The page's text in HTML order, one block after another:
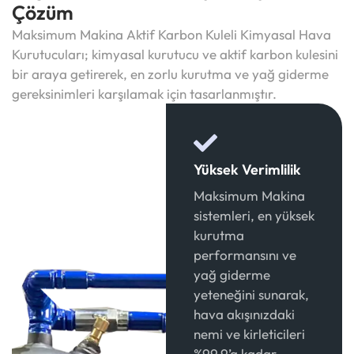
Çözüm
Maksimum Makina Aktif Karbon Kuleli Kimyasal Hava
Kurutucuları; kimyasal kurutucu ve aktif karbon kulesini
bir araya getirerek, en zorlu kurutma ve yağ giderme
gereksinimleri karşılamak için tasarlanmıştır.
Yüksek Verimlilik
Maksimum Makina
sistemleri, en yüksek
kurutma
performansını ve
yağ giderme
yeteneğini sunarak,
hava akışınızdaki
nemi ve kirleticileri